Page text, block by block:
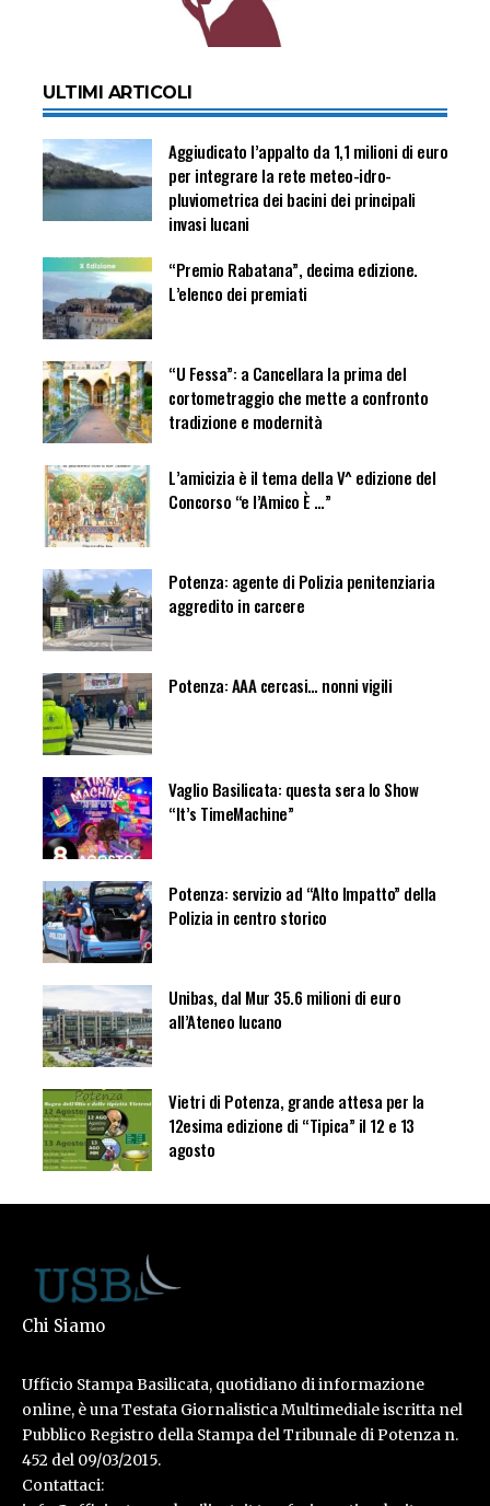
ULTIMI ARTICOLI
Aggiudicato l’appalto da 1,1 milioni di euro
per integrare la rete meteo-idro-
pluviometrica dei bacini dei principali
invasi lucani
“Premio Rabatana”, decima edizione.
L’elenco dei premiati
“U Fessa”: a Cancellara la prima del
cortometraggio che mette a confronto
tradizione e modernità
L’amicizia è il tema della V^ edizione del
Concorso “e l’Amico È …”
Potenza: agente di Polizia penitenziaria
aggredito in carcere
Potenza: AAA cercasi… nonni vigili
Vaglio Basilicata: questa sera lo Show
“It’s TimeMachine”
Potenza: servizio ad “Alto Impatto” della
Polizia in centro storico
Unibas, dal Mur 35.6 milioni di euro
all’Ateneo lucano
Vietri di Potenza, grande attesa per la
12esima edizione di “Tipica” il 12 e 13
agosto
Chi Siamo
Ufficio Stampa Basilicata, quotidiano di informazione
online, è una Testata Giornalistica Multimediale iscritta nel
Pubblico Registro della Stampa del Tribunale di Potenza n.
452 del 09/03/2015.
Contattaci: